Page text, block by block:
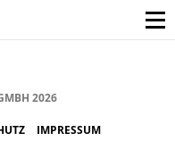
2026
IMPRESSUM